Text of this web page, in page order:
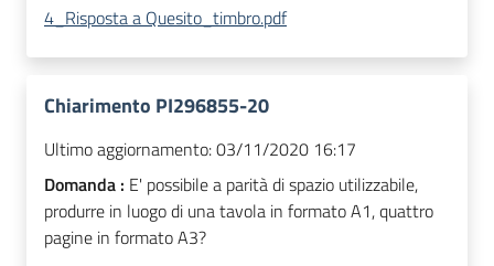
4_Risposta a Quesito_timbro.pdf
Chiarimento PI296855-20
Ultimo aggiornamento:03/11/2020 16:17
Domanda : E' possibile a parità di spazio utilizzabile,
produrre in luogo di una tavola in formato A1, quattro
pagine in formato A3?